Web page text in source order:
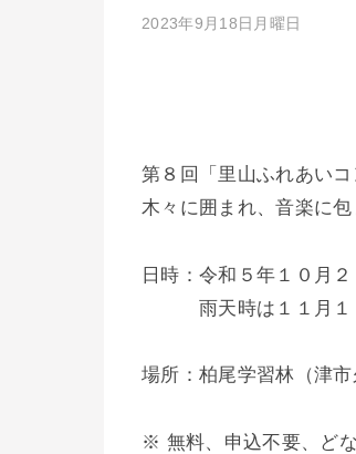
2023年9月18日月曜日
第８回「里山ふれあいコ
木々に囲まれ、音楽に包
日時：令和５年１０月
雨天時は１１月１
場所：柏尾学習林（津市
※ 無料、申込不要、ど